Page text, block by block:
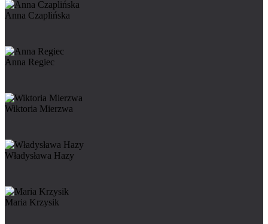
Anna Czaplińska
Anna Regiec
Wiktoria Mierzwa
Władysława Hazy
Maria Krzysik